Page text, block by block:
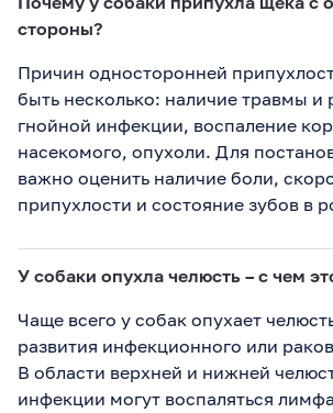
стороны?
Причин односторонней
быть несколько: наличие травмы и
гнойной инфекции, воспаление
насекомого, опухоли. Для
важно оценить наличие боли,
припухлости и состояние зубов в
У собаки опухла челюсть – с чем
Чаще всего у собак опухает
развития инфекционного или
В области верхней и нижней
инфекции могут воспаляться